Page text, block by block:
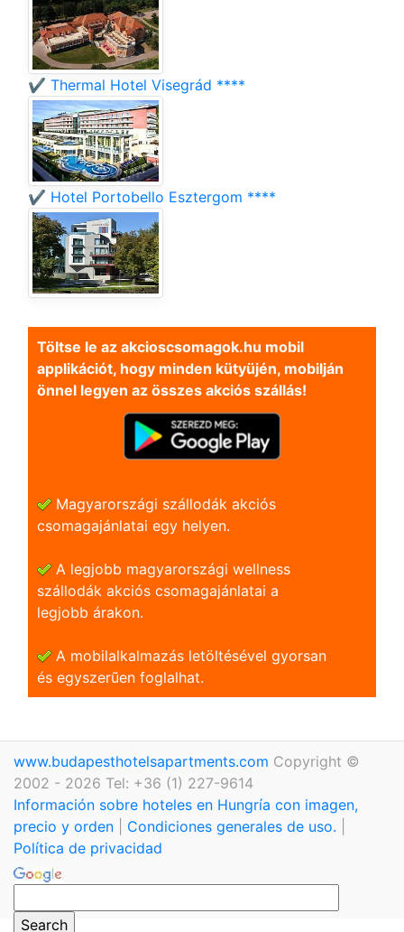
✔️ Thermal Hotel Visegrád ****
✔️ Hotel Portobello Esztergom ****
Töltse le az akcioscsomagok.hu mobil
applikációt, hogy minden kütyüjén, mobilján
önnel legyen az összes akciós szállás!
Magyarországi szállodák akciós
csomagajánlatai egy helyen.
A legjobb magyarországi wellness
szállodák akciós csomagajánlatai a
legjobb árakon.
A mobilalkalmazás letöltésével gyorsan
és egyszerũen foglalhat.
www.budapesthotelsapartments.com Copyright ©
2002 - 2026 Tel: +36 (1) 227-9614
Información sobre hoteles en Hungría con imagen,
precio y orden
Condiciones generales de uso.
Política de privacidad